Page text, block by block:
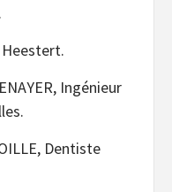
Heestert.
Ingénieur
Dentiste